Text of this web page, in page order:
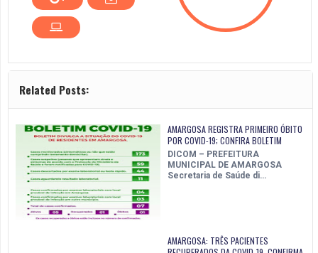
Related Posts:
AMARGOSA REGISTRA PRIMEIRO ÓBITO
POR COVID-19; CONFIRA BOLETIM
DICOM – PREFEITURA
MUNICIPAL DE AMARGOSA
Secretaria de Saúde di…
AMARGOSA: TRÊS PACIENTES